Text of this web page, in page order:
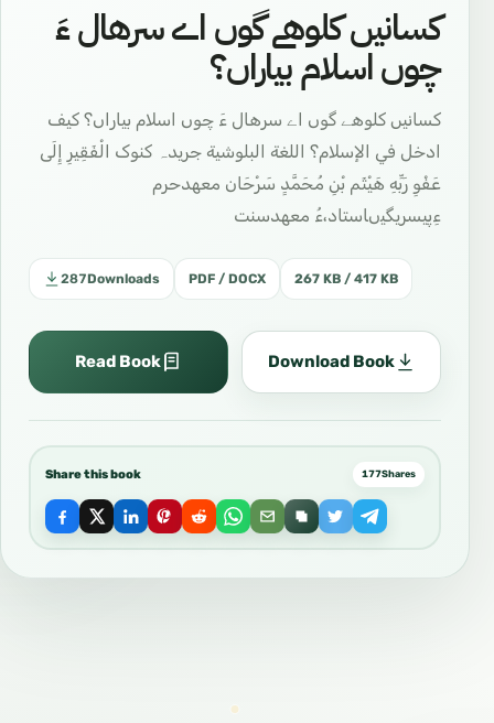
کسانیں کلوهے گوں اے سرهال ءَ
چوں اسلام بیاراں؟
کسانیں کلوهے گوں اے سرهال ءَ چوں اسلام بیاراں؟ كيف
ادخل في الإسلام؟ اللغة البلوشية جریدہ کنوک الْفَقِيرِ إِلَى
عَفْوِ رَبِّهِ هَيْثَم بْنِ مُحَمَّدٍ سَرْحَان معهدحرم
ءِپیسریگیںاستاد،ءُ معهدسنت
287Downloads PDF / DOCX 267 KB / 417 KB
Read Book Download Book
Share this book 177Shares